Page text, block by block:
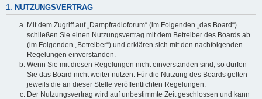
1. NUTZUNGSVERTRAG
Mit dem Zugriff auf „Dampfradioforum“ (im Folgenden „das Board“)
schließen Sie einen Nutzungsvertrag mit dem Betreiber des Boards ab
(im Folgenden „Betreiber“) und erklären sich mit den nachfolgenden
Regelungen einverstanden.
Wenn Sie mit diesen Regelungen nicht einverstanden sind, so dürfen
Sie das Board nicht weiter nutzen. Für die Nutzung des Boards gelten
jeweils die an dieser Stelle veröffentlichten Regelungen.
Der Nutzungsvertrag wird auf unbestimmte Zeit geschlossen und kann